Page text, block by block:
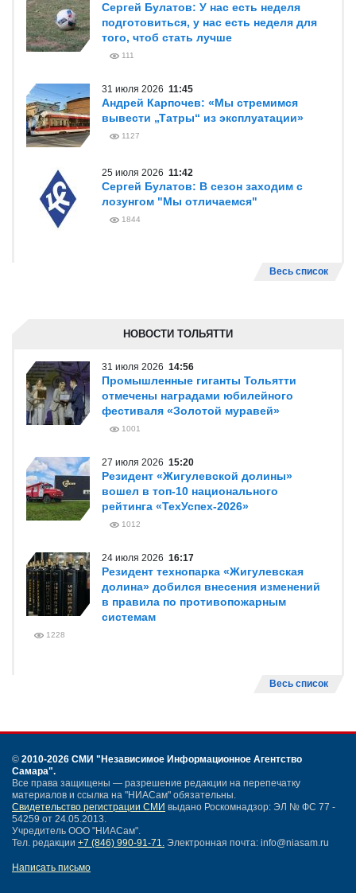
Сергей Булатов: У нас есть неделя
подготовиться, у нас есть неделя для
того, чтоб стать лучше
111
31 июля 2026 11:45
Андрей Карпочев: «Мы стремимся
вывести „Татры“ из эксплуатации»
1127
25 июля 2026 11:42
Сергей Булатов: В сезон заходим с
лозунгом "Мы отличаемся"
1844
Весь список
НОВОСТИ ТОЛЬЯТТИ
31 июля 2026 14:56
Промышленные гиганты Тольятти
отмечены наградами юбилейного
фестиваля «Золотой муравей»
1001
27 июля 2026 15:20
Резидент «Жигулевской долины»
вошел в топ-10 национального
рейтинга «ТехУспех-2026»
1012
24 июля 2026 16:17
Резидент технопарка «Жигулевская
долина» добился внесения изменений
в правила по противопожарным
системам
1228
Весь список
© 2010-2026 СМИ "Независимое Информационное Агентство
Самара".
Все права защищены — разрешение редакции на перепечатку
материалов и ссылка на "НИАСам" обязательны.
Свидетельство регистрации СМИ выдано Роскомнадзор: ЭЛ № ФС 77 -
54259 от 24.05.2013.
Учредитель ООО "НИАСам".
Тел. редакции +7 (846) 990-91-71. Электронная почта: info@niasam.ru
Написать письмо